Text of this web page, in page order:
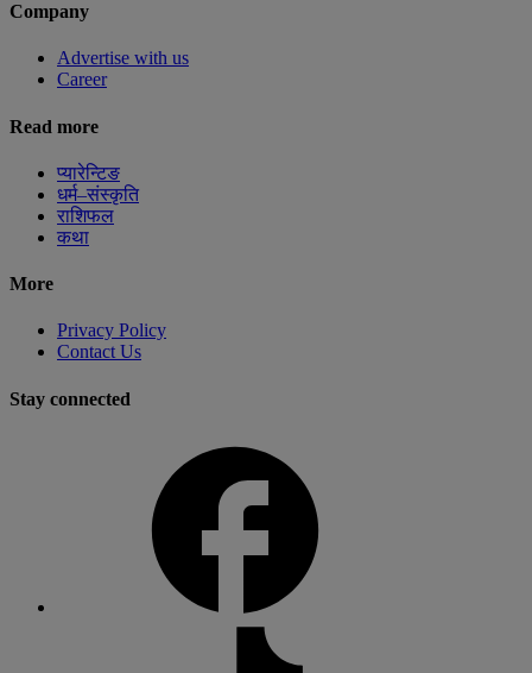
Company
Advertise with us
Career
Read more
प्यारेन्टिङ
धर्म–संस्कृति
राशिफल
कथा
More
Privacy Policy
Contact Us
Stay connected